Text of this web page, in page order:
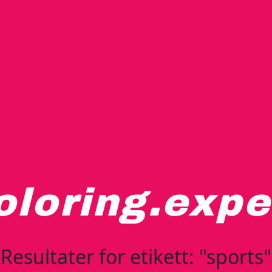
Resultater for etikett: "sports"